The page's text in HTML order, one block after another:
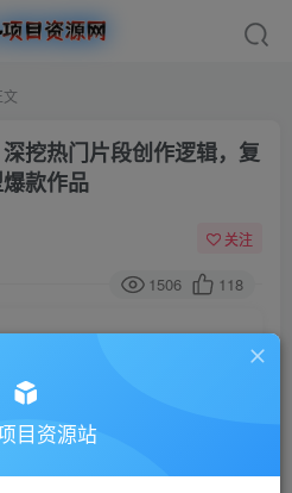
文
挖热门片段创作逻辑，复
款作品
关注
1506 118
看
金币99
目资源站